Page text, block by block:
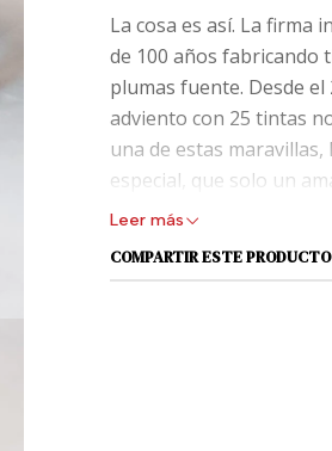
La cosa es así. La firma
de 100 años fabricando
plumas fuente. Desde
adviento con 25 tintas
una de estas
especial, que solo un
vidrio.
Dicho lo anterior, sólo
Leer más
COMPARTIR ESTE PRODUCTO